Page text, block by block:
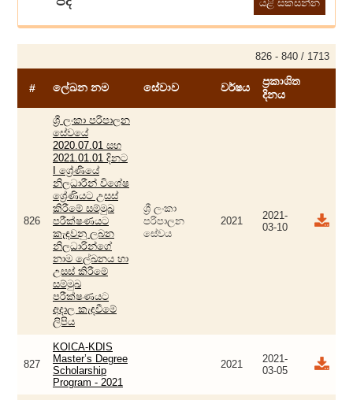
826 - 840 / 1713
# ලේඛන නම සේවාව වර්ෂය
ප්‍රකාශිත
දිනය
826
ශ්‍රී ලංකා පරිපාලන
සේවයේ
2020.07.01 සහ
2021.01.01 දිනට
I ශ්‍රේණියේ
නිලධාරීන් විශේෂ
ශ්‍රේණියට උසස්
කිරීමේ සම්මුඛ
පරීක්ෂණයට
කැඳවනු ලබන
නිලධාරින්ගේ
නාම ලේඛනය හා
උසස් කිරීමේ
සම්මුඛ
පරීක්ෂණයට
අදාල කැඳවීමේ
ලිපිය
ශ්‍රී ලංකා
පරිපාලන
සේවය
2021
2021-
03-10
827
KOICA-KDIS
Master’s Degree
Scholarship
Program - 2021
2021
2021-
03-05